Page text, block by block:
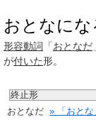
おとなにな
形容動詞 「おとなだ
が付いた形。
終止形
おとなだ » 「おとな